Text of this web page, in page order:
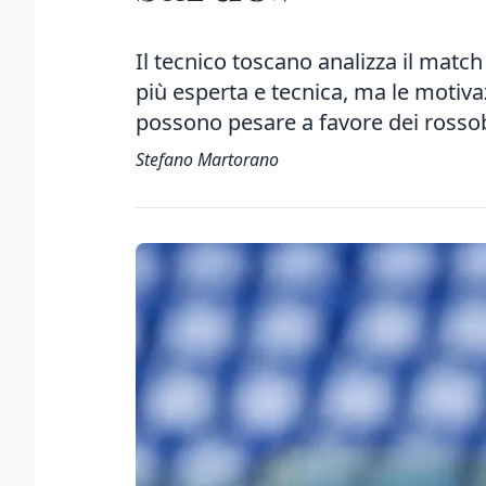
Il tecnico toscano analizza il
più esperta e tecnica, ma le
possono pesare a favore dei
Stefano Martorano